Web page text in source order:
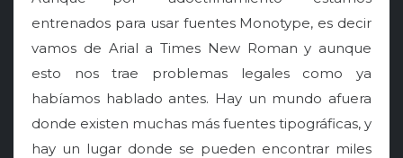
t
e
d
o
entrenados para usar fuentes Monotype, es decir
vamos de Arial a Times New Roman y aunque
esto nos trae problemas legales como ya
habíamos hablado antes. Hay un mundo afuera
donde existen muchas más fuentes tipográficas, y
hay un lugar donde se pueden encontrar miles